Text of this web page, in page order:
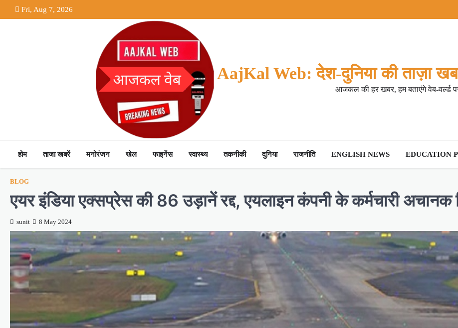
to
Fri, Aug 7, 2026
AajKal Web: देश-दुनिया की ताज़ा
आजकल की हर खबर, हम बताएंगे वेब-वर्ल्ड
होम ताजा खबरें मनोरंजन खेल फाइनेंस स्वास्थ्य तकनीकी दुनिया राजनीति ENGLISH NEWS EDUCATION
BLOG
एयर इंडिया एक्सप्रेस की 86 उड़ानें रद्द, एयलाइन कंपनी के कर्मचारी अचानक
sunit 8 May 2024